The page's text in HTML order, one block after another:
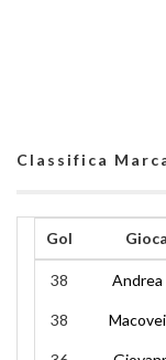
Classifica
Gol
38
38